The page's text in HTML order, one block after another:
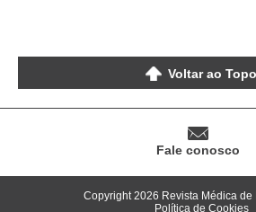
Voltar ao Topo
Fale conosco
Copyright 2026 Revista Médica de
Política de Cookies